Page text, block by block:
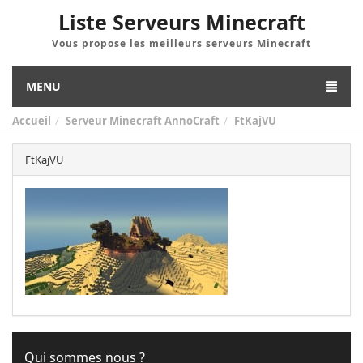
Liste Serveurs Minecraft
Vous propose les meilleurs serveurs Minecraft
MENU
Accueil Serveur Minecraft AnnoCraft FtKajVU
FtKajVU
Qui sommes nous ?